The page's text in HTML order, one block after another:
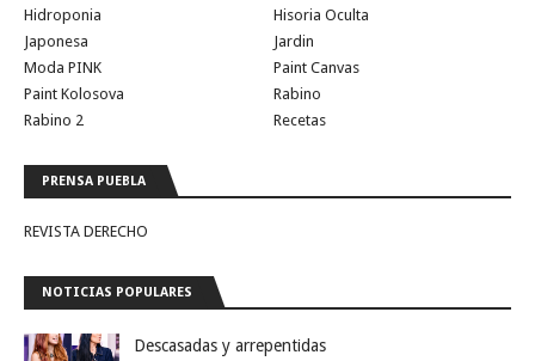
Hidroponia
Hisoria Oculta
Japonesa
Jardin
Moda PINK
Paint Canvas
Paint Kolosova
Rabino
Rabino 2
Recetas
PRENSA PUEBLA
REVISTA DERECHO
NOTICIAS POPULARES
Descasadas y arrepentidas